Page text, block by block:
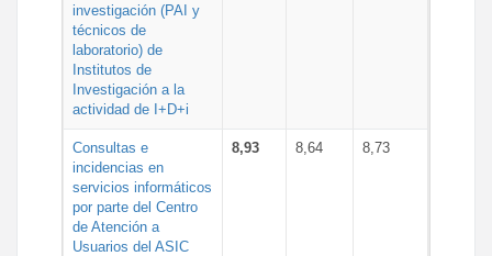
investigación (PAI y
técnicos de
laboratorio) de
Institutos de
Investigación a la
actividad de I+D+i
Consultas e
incidencias en
servicios informáticos
por parte del Centro
de Atención a
Usuarios del ASIC
8,93 8,64 8,73